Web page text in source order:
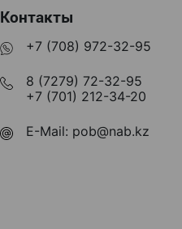
Контакты
+7 (708) 972-32-95
8 (7279) 72-32-95
+7 (701) 212-34-20
E-Mail: pob@nab.kz